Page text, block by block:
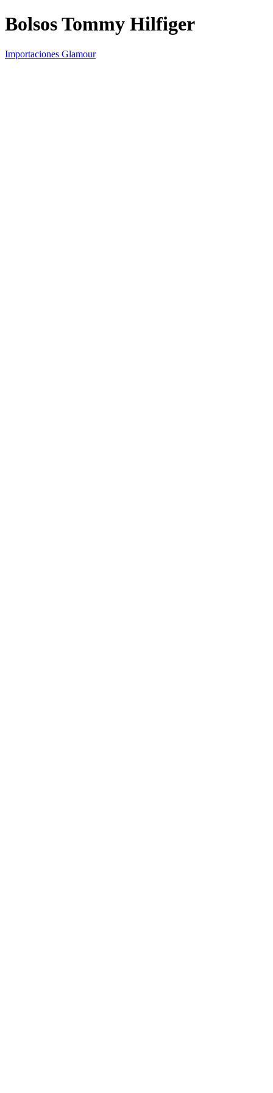
Bolsos Tommy Hilfiger
Importaciones Glamour